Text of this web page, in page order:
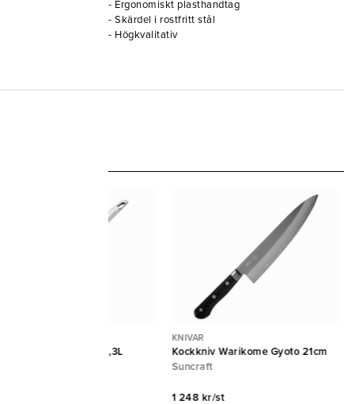
- Ergonomiskt plasthandtag
- Skärdel i rostfritt stål
- Högkvalitativ
rostfri Ø18cm 1,3L
KNIVAR
Kockkniv Warikome Gyoto 21cm
Suncraft
1 248 kr/st